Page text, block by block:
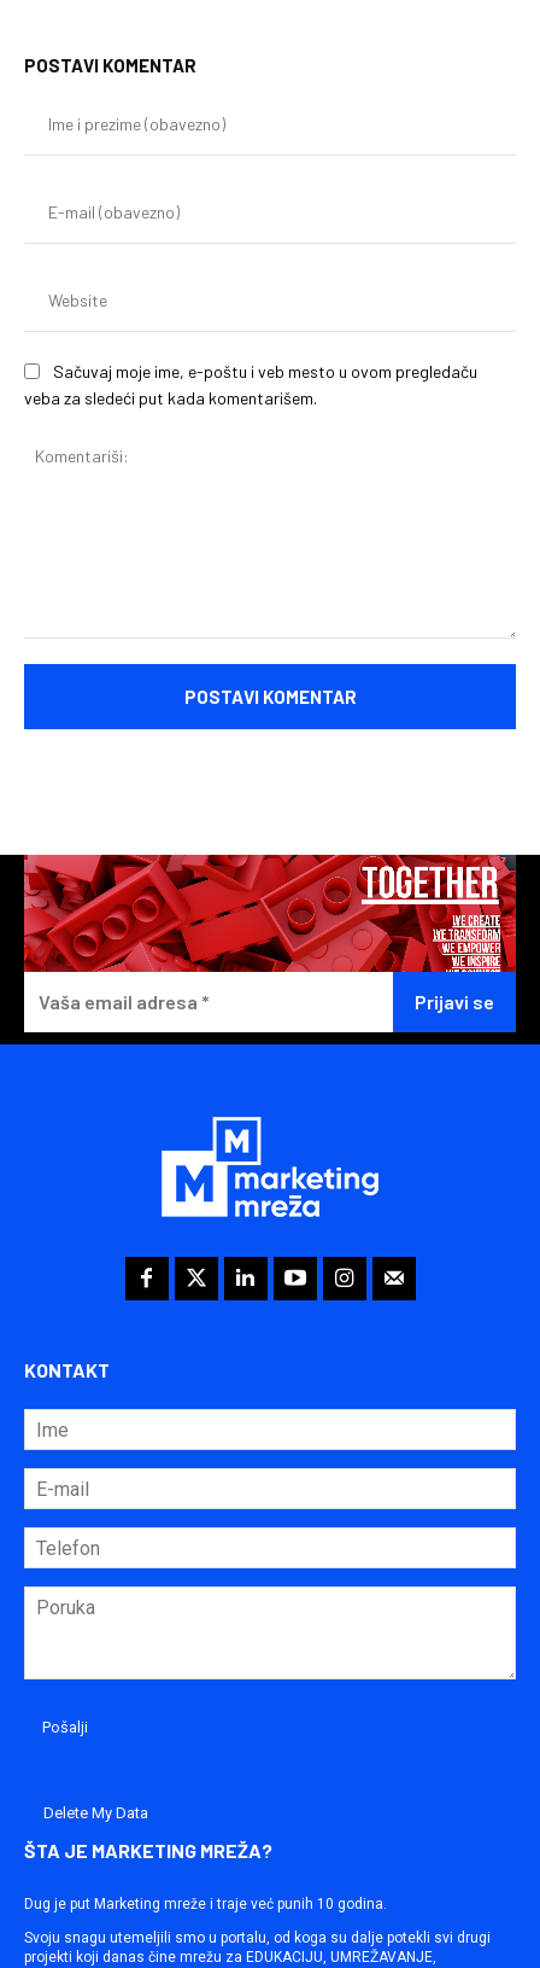
POSTAVI KOMENTAR
Sačuvaj moje ime, e-poštu i veb mesto u ovom pregledaču
veba za sledeći put kada komentarišem.
KONTAKT
Delete My Data
ŠTA JE MARKETING MREŽA?
Dug je put Marketing mreže i traje već punih 10 godina.
Svoju snagu utemeljili smo u portalu, od koga su dalje potekli svi drugi
projekti koji danas čine mrežu za EDUKACIJU, UMREŽAVANJE,